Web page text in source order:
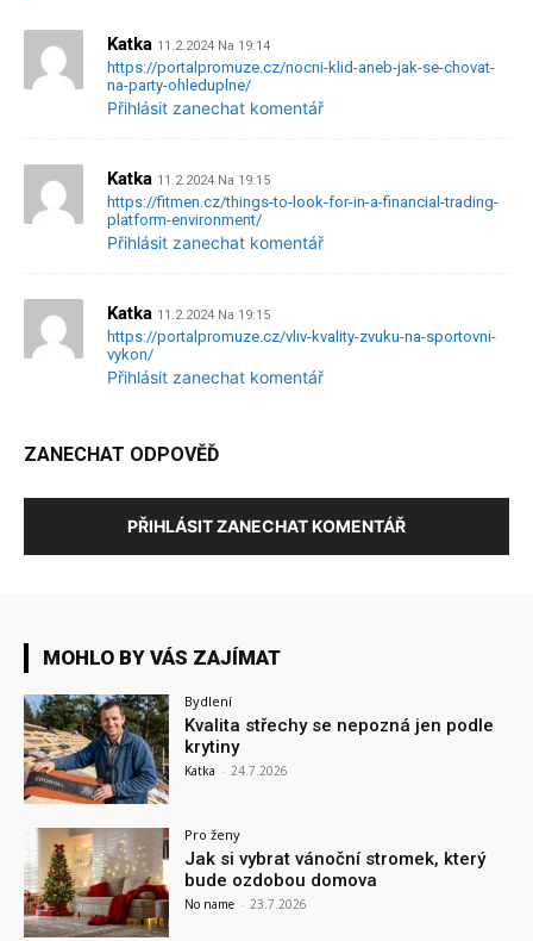
Katka 11.2.2024 Na 19:14
https://portalpromuze.cz/nocni-klid-aneb-jak-se-chovat-
na-party-ohleduplne/
Přihlásit zanechat komentář
Katka 11.2.2024 Na 19:15
https://fitmen.cz/things-to-look-for-in-a-financial-trading-
platform-environment/
Přihlásit zanechat komentář
Katka 11.2.2024 Na 19:15
https://portalpromuze.cz/vliv-kvality-zvuku-na-sportovni-
vykon/
Přihlásit zanechat komentář
ZANECHAT ODPOVĚĎ
PŘIHLÁSIT ZANECHAT KOMENTÁŘ
MOHLO BY VÁS ZAJÍMAT
Bydlení
Kvalita střechy se nepozná jen podle
krytiny
Katka - 24.7.2026
Pro ženy
Jak si vybrat vánoční stromek, který
bude ozdobou domova
No name - 23.7.2026